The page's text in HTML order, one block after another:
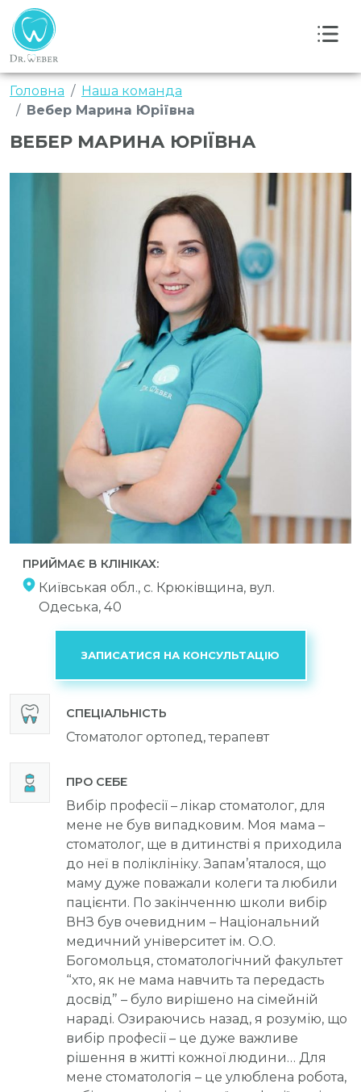
Головна
Наша команда
Вебер Марина Юріївна
ВЕБЕР МАРИНА ЮРІЇВНА
СПЕЦІАЛЬНІСТЬ
Стоматолог ортопед, терапевт
ПРО СЕБЕ
Вибір професії – лікар стоматолог, для
мене не був випадковим. Моя мама –
стоматолог, ще в дитинстві я приходила
до неї в поліклініку. Запам’яталося, що
маму дуже поважали колеги та любили
пацієнти. По закінченню школи вибір
ВНЗ був очевидним – Національний
медичний університет ім. О.О.
Богомольця, стоматологічний факультет
“хто, як не мама навчить та передасть
досвід” – було вирішено на сімейній
нараді. Озираючись назад, я розумію, що
вибір професії – це дуже важливе
рішення в житті кожної людини… Для
мене стоматологія – це улюблена робота,
ПРИЙМАЄ В КЛІНІКАХ:
Київськая обл., с. Крюківщина, вул.
Одеська, 40
ЗАПИСАТИСЯ НА КОНСУЛЬТАЦІЮ